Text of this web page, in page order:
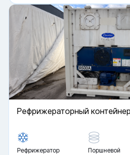
Рефрижераторный контейнер
Рефрижератор Поршневой